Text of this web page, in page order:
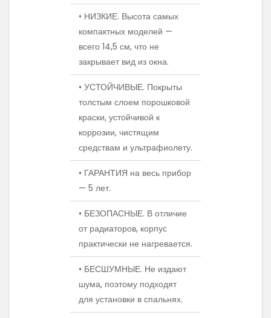
• НИЗКИЕ. Высота самых
компактных моделей —
всего 14,5 см, что не
закрывает вид из окна.
• УСТОЙЧИВЫЕ. Покрыты
толстым слоем порошковой
краски, устойчивой к
коррозии, чистящим
средствам и ультрафиолету.
• ГАРАНТИЯ на весь прибор
— 5 лет.
• БЕЗОПАСНЫЕ. В отличие
от радиаторов, корпус
практически не нагревается.
• БЕСШУМНЫЕ. Не издают
шума, поэтому подходят
для установки в спальнях.